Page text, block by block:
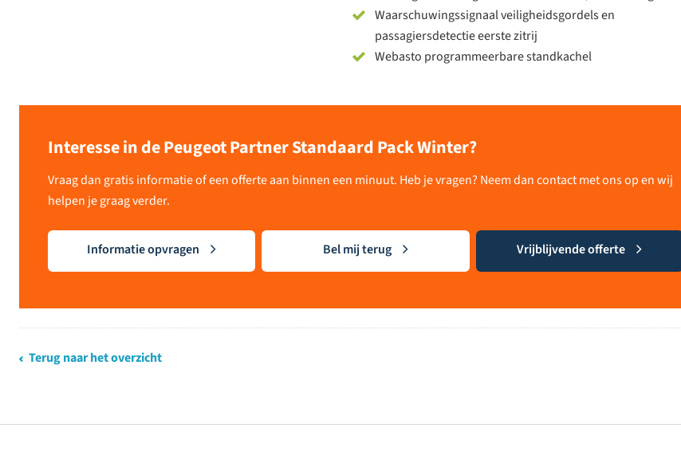
Waarschuwingssignaal veiligheidsgordels en
passagiersdetectie eerste zitrij
Webasto programmeerbare standkachel
Interesse in de Peugeot Partner Standaard Pack Winter?
Vraag dan gratis informatie of een offerte aan binnen een minuut. Heb je vragen? Neem dan contact met ons op en wij
helpen je graag verder.
Informatie opvragen Bel mij terug Vrijblijvende offerte
Terug naar het overzicht